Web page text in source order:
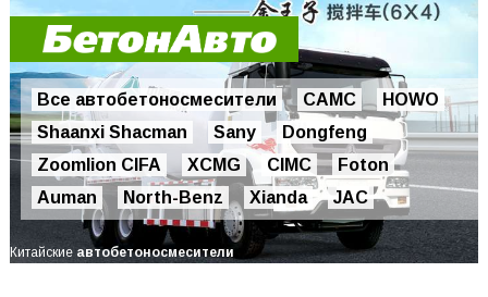
Все автобетоносмесители CAMC
HOWO
Shaanxi Shacman
Sany
Dongfeng
Zoomlion CIFA
XCMG CIMC
Foton
Auman
North-Benz Xianda JAC
Китайские автобетоносмесители